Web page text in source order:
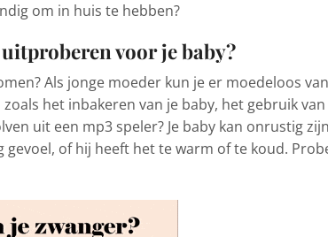
om in huis te hebben?
voor je baby?
Als jonge moeder kun je er moedeloos van
het inbakeren van je baby, het gebruik van
uit een mp3 speler? Je baby kan onrustig zijn
of hij heeft het te warm of te koud.